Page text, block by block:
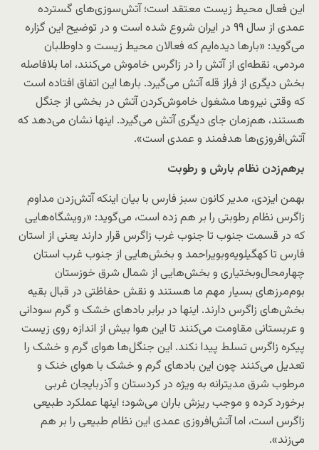
این فعال محیط‌ زیست معتقد است؛ آتش‌سوزی‌های گسترده
عمدی از سال ۹۹ در ایران شروع شده است و در توضیح این گزاره
می‌گوید: «بارها دیده‌ایم که فعالان محیط‌ زیست و داوطلبان
مردمی، نقطه‌ای از آتش را در زاگرس خاموش می‌کنند، اما بلافاصله
بخش دیگری از فراز قله آتش می‌گیرد. بارها این اتفاق افتاده است
که وقتی نیروها مشغول خاموش‌کردن آتش در بخشی از جنگل
هستند، هم‌زمان جای دیگری آتش می‌گیرد. اینها نشان می‌دهد که
آتش‌افروزی‌ها هدفمند و عمدی است».
برهم‌زدن نظام بارش و رطوبت
بهمن ایزدی، مدیر کانون سبز فارس با بیان اینکه آتش‌زدن مداوم
زاگرس نظام رطوبتی را بر هم زده است، می‌گوید: «رویشگاه‌هایی
که در قسمت جنوب تا جنوب غرب زاگرس قرار دارند یعنی از استان
فارس تا کهگیلویه‌وبویراحمد و بخش‌هایی از جنوب غرب استان
چهارمحال‌وبختیاری و بخش‌هایی از شمال شرق خوزستان
بوم‌مرزهای بسیار مهم ما هستند و نقش حفاظتی در قبال بقیه
بخش‌های زاگرس دارند. اینها در برابر بادهای خشک و گرم سودانی
و عربستانی مقاومت می‌کنند تا این هوا بیش از اندازه روی زیست
پیکره زاگرس تسلط پیدا نکند. این جنگل‌ها هوای گرم و خشک را
تعدیل می‌کنند چون این بادهای گرم و خشک با هوای خنک و
مرطوب شرق مدیترانه به ویژه در کردستان و آذربایجان غربی
برخورد کرده و موجب ریزش باران می‌شود؛ اینها عملکرد طبیعی
زاگرس است، اما آتش‌افروزی عمدی این نظام طبیعی را بر هم
می‌زند».